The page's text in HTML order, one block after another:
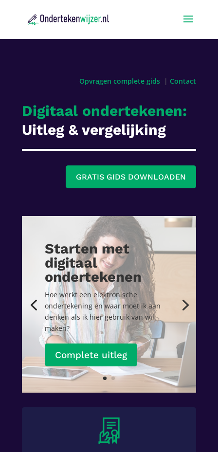
Opvragen complete gids | Contact
Digitaal ondertekenen:
Uitleg & vergelijking
GRATIS GIDS DOWNLOADEN
Starten met
digitaal
ondertekenen
Hoe werkt een elektronische
ondertekening en waar moet ik aan
denken als ik hier gebruik van wil
maken?
Complete uitleg